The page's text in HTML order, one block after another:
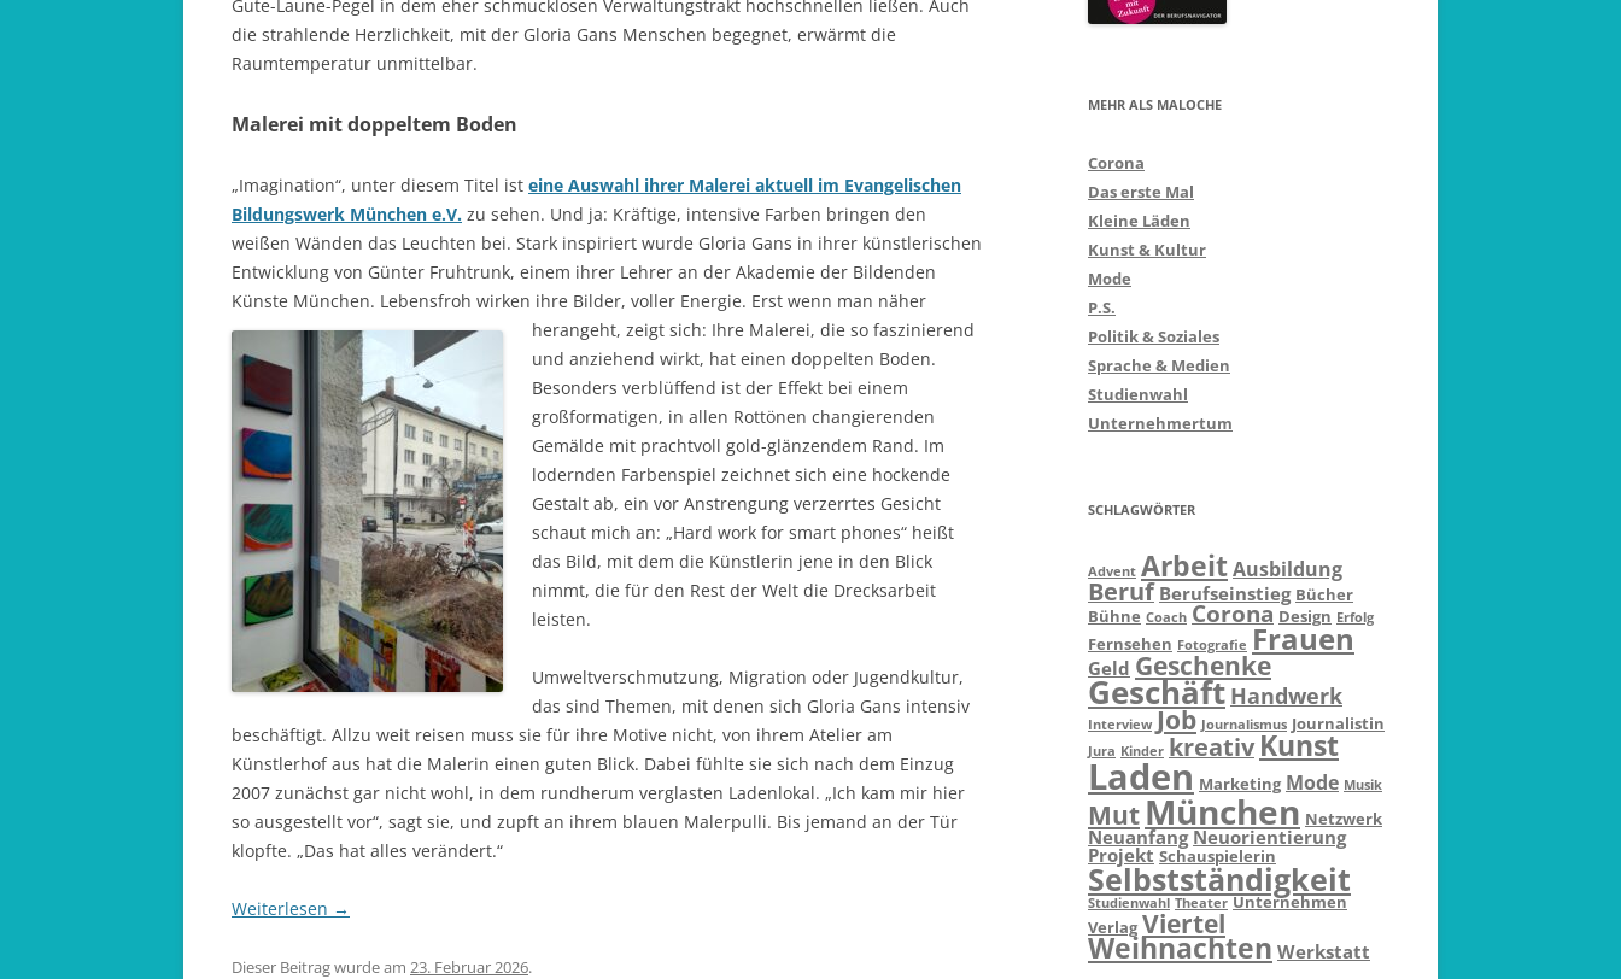
Gute-Laune-Pegel in dem eher schmucklosen Verwaltungstrakt hochschnellen ließen. Auch
die strahlende Herzlichkeit, mit der Gloria Gans Menschen begegnet, erwärmt die
Raumtemperatur unmittelbar.
Malerei mit doppeltem Boden
„Imagination“, unter diesem Titel ist eine Auswahl ihrer Malerei aktuell im Evangelischen
Bildungswerk München e.V. zu sehen. Und ja: Kräftige, intensive Farben bringen den
weißen Wänden das Leuchten bei. Stark inspiriert wurde Gloria Gans in ihrer künstlerischen
Entwicklung von Günter Fruhtrunk, einem ihrer Lehrer an der Akademie der Bildenden
Künste München. Lebensfroh wirken ihre Bilder, voller Energie. Erst wenn man näher
herangeht, zeigt sich: Ihre Malerei, die so faszinierend
und anziehend wirkt, hat einen doppelten Boden.
Besonders verblüffend ist der Effekt bei einem
großformatigen, in allen Rottönen changierenden
Gemälde mit prachtvoll gold-glänzendem Rand. Im
lodernden Farbenspiel zeichnet sich eine hockende
Gestalt ab, ein vor Anstrengung verzerrtes Gesicht
schaut mich an: „Hard work for smart phones“ heißt
das Bild, mit dem die Künstlerin jene in den Blick
nimmt, die für den Rest der Welt die Drecksarbeit
leisten.
Umweltverschmutzung, Migration oder Jugendkultur,
das sind Themen, mit denen sich Gloria Gans intensiv
beschäftigt. Allzu weit reisen muss sie für ihre Motive nicht, von ihrem Atelier am
Künstlerhof aus hat die Malerin einen guten Blick. Dabei fühlte sie sich nach dem Einzug
2007 zunächst gar nicht wohl, in dem rundherum verglasten Ladenlokal. „Ich kam mir hier
so ausgestellt vor“, sagt sie, und zupft an ihrem blauen Malerpulli. Bis jemand an der Tür
klopfte. „Das hat alles verändert.“
Weiterlesen →
Dieser Beitrag wurde am 23. Februar 2026.
MEHR ALS MALOCHE
Corona
Das erste Mal
Kleine Läden
Kunst & Kultur
Mode
P.S.
Politik & Soziales
Sprache & Medien
Studienwahl
Unternehmertum
SCHLAGWÖRTER
Advent ArbeitAusbildung
Beruf Berufseinstieg Bücher
Bühne Coach Corona Design Erfolg
Fernsehen Fotografie Frauen
Geld Geschenke
Geschäft Handwerk
Interview Job Journalismus Journalistin
Jura Kinder kreativKunst
Laden Marketing Mode Musik
Mut München Netzwerk
Neuanfang Neuorientierung
Projekt Schauspielerin
Selbstständigkeit
Studienwahl Theater Unternehmen
Verlag Viertel
Weihnachten Werkstatt